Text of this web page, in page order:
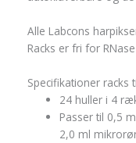
Alle Labcons
Racks er fri for
Specifikationer
24 huller i 4
Passer til 0,5
2,0 ml